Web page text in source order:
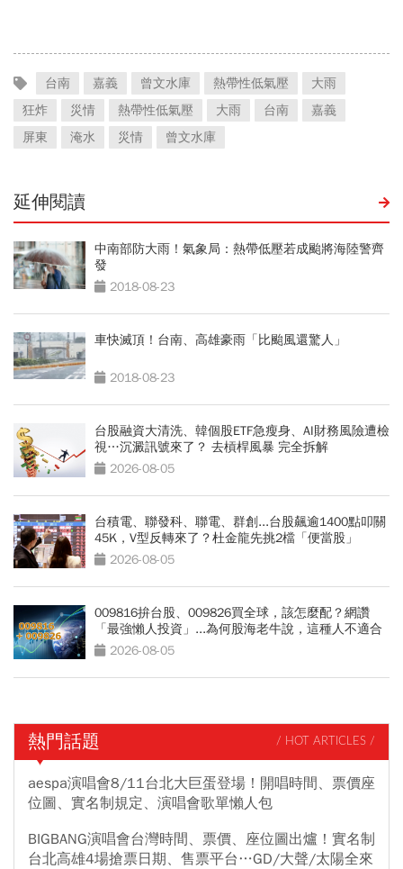
台南 嘉義 曾文水庫 熱帶性低氣壓
大雨
狂炸
災情 熱帶性低氣壓 大雨 台南
嘉義
屏東
淹水 災情 曾文水庫
延伸閱讀
中南部防大雨！氣象局：熱帶低壓若成颱將海陸警齊
發
2018-08-23
車快滅頂！台南、高雄豪雨「比颱風還驚人」
2018-08-23
台股融資大清洗、韓個股ETF急瘦身、AI財務風險遭檢
視…沉澱訊號來了？ 去槓桿風暴 完全拆解
2026-08-05
台積電、聯發科、聯電、群創...台股飆逾1400點叩關
45K，V型反轉來了？杜金龍先挑2檔「便當股」
2026-08-05
009816拚台股、009826買全球，該怎麼配？網讚
「最強懶人投資」...為何股海老牛說，這種人不適合
買？2026-08-05
熱門話題 / HOT ARTICLES /
aespa演唱會8/11台北大巨蛋登場！開唱時間、票價座
位圖、實名制規定、演唱會歌單懶人包
BIGBANG演唱會台灣時間、票價、座位圖出爐！實名制
台北高雄4場搶票日期、售票平台…GD/大聲/太陽全來